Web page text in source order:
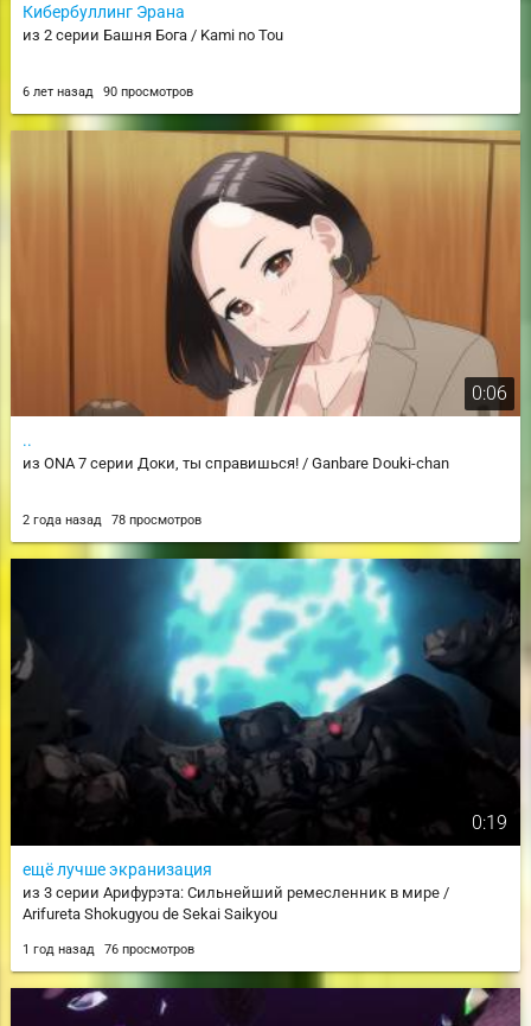
Кибербуллинг Эрана
из 2 серии Башня Бога / Kami no Tou
6 лет назад 90 просмотров
0:06
..
из ONA 7 серии Доки, ты справишься! / Ganbare Douki-chan
2 года назад 78 просмотров
0:19
ещё лучше экранизация
из 3 серии Арифурэта: Сильнейший ремесленник в мире /
Arifureta Shokugyou de Sekai Saikyou
1 год назад 76 просмотров